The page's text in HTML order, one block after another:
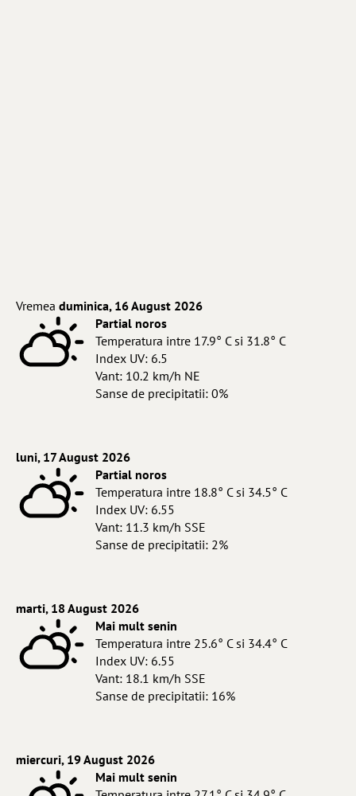
Vremea duminica, 16 August 2026
Partial noros
Temperatura intre 17.9° C si 31.8° C
Index UV: 6.5
Vant: 10.2 km/h NE
Sanse de precipitatii: 0%
luni, 17 August 2026
Partial noros
Temperatura intre 18.8° C si 34.5° C
Index UV: 6.55
Vant: 11.3 km/h SSE
Sanse de precipitatii: 2%
marti, 18 August 2026
Mai mult senin
Temperatura intre 25.6° C si 34.4° C
Index UV: 6.55
Vant: 18.1 km/h SSE
Sanse de precipitatii: 16%
miercuri, 19 August 2026
Mai mult senin